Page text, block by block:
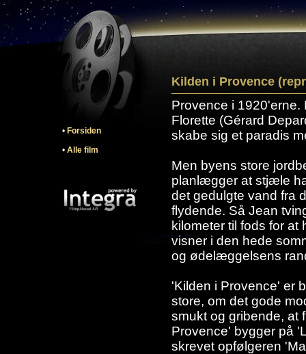
• Forsiden
• Alle film
Kilden i Provence
Provence i
Florette (Gérard
skabe sig et paradis
Men byens store
planlægger at stjæle
det gedulgte vand fra
flydende. Så Jean
kilometer til fods for
visner i den hede
og ødelæggelsens
'Kilden i Provence' er
store, om det gode
smukt og gribende, at
Provence' bygger på
skrevet opfølgeren